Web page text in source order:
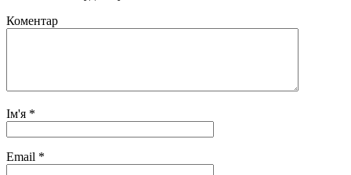
Коментар
Ім'я *
Email *